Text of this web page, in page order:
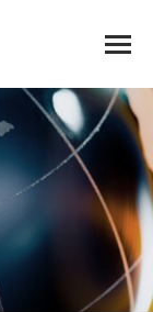
전체메